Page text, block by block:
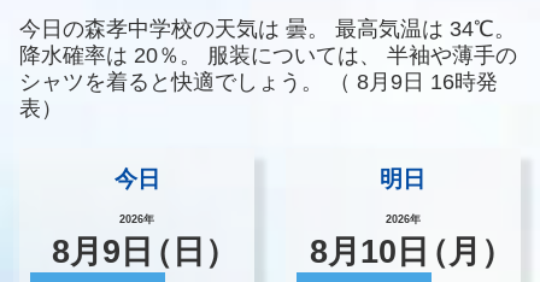
今日の森孝中学校の天気は 曇。 最高気温は 34℃。
降水確率は 20％。 服装については、
半袖や薄手の
シャツを着ると快適でしょう。
（ 8月9日 16時発
表）
今日
2026年
8月 9 日（日）
明日
2026年
8月 10 日（月）